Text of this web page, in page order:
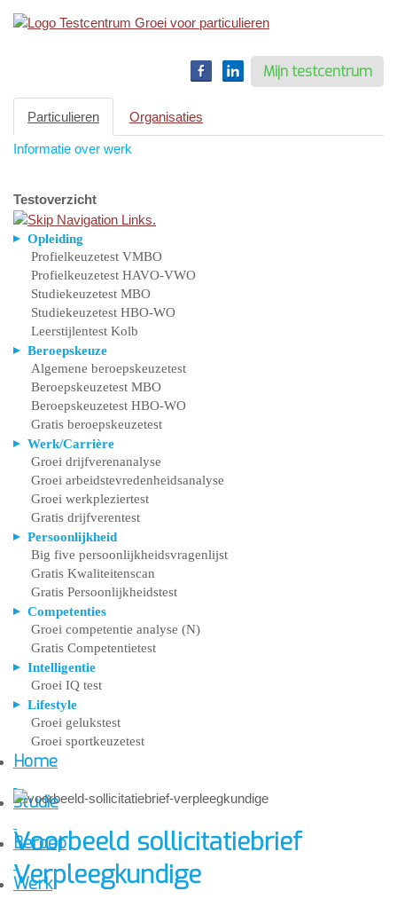
Mijn testcentrum
Particulieren Organisaties
Informatie over werk
Testoverzicht
Opleiding
Profielkeuzetest VMBO
Profielkeuzetest HAVO-VWO
Studiekeuzetest MBO
Studiekeuzetest HBO-WO
Leerstijlentest Kolb
Beroepskeuze
Algemene beroepskeuzetest
Beroepskeuzetest MBO
Beroepskeuzetest HBO-WO
Gratis beroepskeuzetest
Werk/Carrière
Groei drijfverenanalyse
Groei arbeidstevredenheidsanalyse
Groei werkpleziertest
Gratis drijfverentest
Persoonlijkheid
Big five persoonlijkheidsvragenlijst
Gratis Kwaliteitenscan
Gratis Persoonlijkheidstest
Competenties
Groei competentie analyse (N)
Gratis Competentietest
Intelligentie
Groei IQ test
Lifestyle
Groei gelukstest
Groei sportkeuzetest
Home
Studie
Beroep
Werk
Voorbeeld sollicitatiebrief
Verpleegkundige